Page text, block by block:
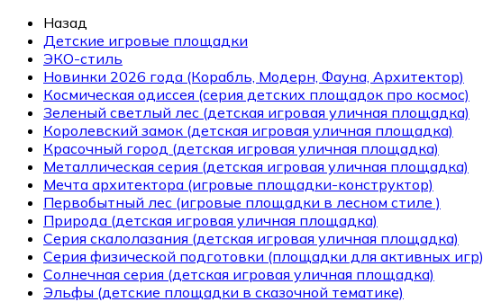
Назад
Детские игровые площадки
ЭКО-стиль
Новинки 2026 года (Корабль, Модерн, Фауна, Архитектор)
Космическая одиссея (серия детских площадок про космос)
Зеленый светлый лес (детская игровая уличная площадка)
Королевский замок (детская игровая уличная площадка)
Красочный город (детская игровая уличная площадка)
Металлическая серия (детская игровая уличная площадка)
Мечта архитектора (игровые площадки-конструктор)
Первобытный лес (игровые площадки в лесном стиле )
Природа (детская игровая уличная площадка)
Серия скалолазания (детская игровая уличная площадка)
Серия физической подготовки (площадки для активных игр)
Солнечная серия (детская игровая уличная площадка)
Эльфы (детские площадки в сказочной тематике)